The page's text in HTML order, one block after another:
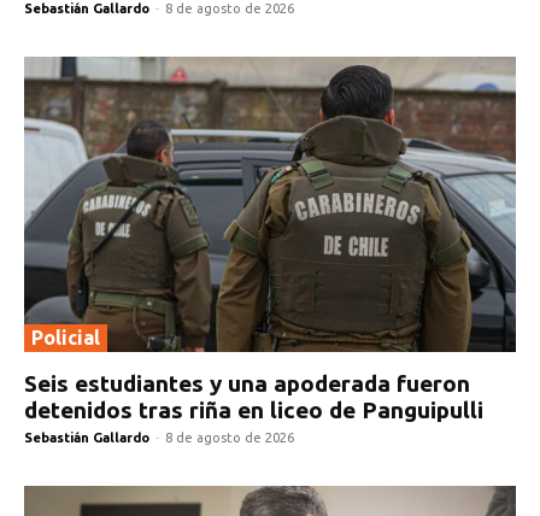
Sebastián Gallardo - 8 de agosto de 2026
Policial
Seis estudiantes y una apoderada fueron
detenidos tras riña en liceo de Panguipulli
Sebastián Gallardo - 8 de agosto de 2026